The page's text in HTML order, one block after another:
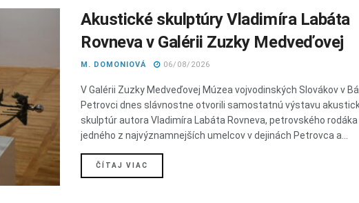
Akustické skulptúry Vladimíra Labáta
Rovneva v Galérii Zuzky Medveďovej
M. DOMONIOVÁ 06/08/2026
V Galérii Zuzky Medveďovej Múzea vojvodinských Slovákov v
Petrovci dnes slávnostne otvorili samostatnú výstavu
skulptúr autora Vladimíra Labáta Rovneva, petrovského rodáka
jedného z najvýznamnejších umelcov v dejinách Petrovca a...
ČÍTAJ VIAC